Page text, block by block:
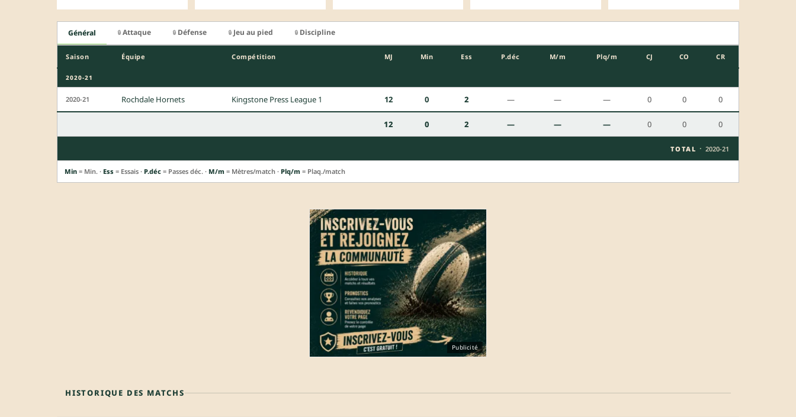
Général 🔒 Attaque 🔒 Défense 🔒 Jeu au pied 🔒 Discipline
Saison Équipe Compétition MJ Min Ess P.déc M/m Plq/m CJ CO CR
2020-21
2020-21 Rochdale Hornets Kingstone Press League 1 12 0 2 — — — 0 0 0
12 0 2 — — — 0 0 0
TOTAL · 2020-21
Min = Min. · Ess = Essais · P.déc = Passes déc. · M/m = Mètres/match · Plq/m = Plaq./match
Publicité
HISTORIQUE DES MATCHS